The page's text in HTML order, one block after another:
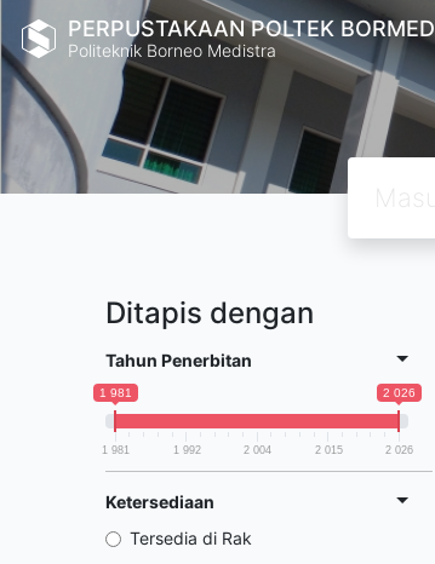
PERPUSTAKAAN POLTEK BORMED
Politeknik Borneo Medistra
Ditapis dengan
Tahun Penerbitan
1 981 2 026
1 981 1 992 2 004 2 015 2 026
Ketersediaan
Tersedia di Rak